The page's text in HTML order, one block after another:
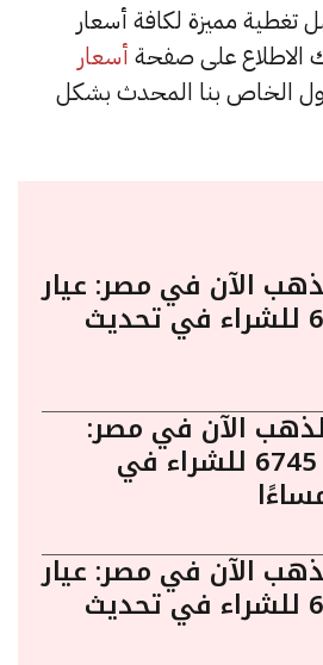
مصر 365 بعمل تغطية مميزة لكافة أسعار
الاطلاع على صفحة أسعار
الخاص بنا المحدث بشكل
الآن في مصر: عيار
24 يسجل 6730 للشراء في تحديث
الآن في مصر:
عيار 24 يسجل 6745 للشراء في
الآن في مصر: عيار
24 يسجل 6735 للشراء في تحديث